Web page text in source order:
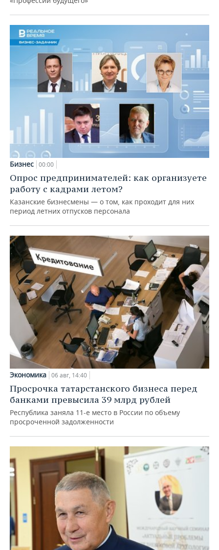
Бизнес 00:00
Опрос предпринимателей: как организуете
работу с кадрами летом?
Казанские бизнесмены — о том, как проходит для них
период летних отпусков персонала
Экономика 06 авг, 14:40
Просрочка татарстанского бизнеса перед
банками превысила 39 млрд рублей
Республика заняла 11-е место в России по объему
просроченной задолженности